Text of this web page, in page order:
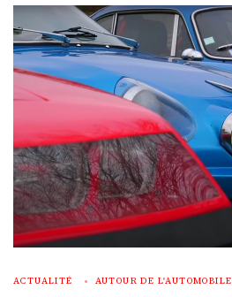
ACTUALITÉ AUTOUR DE L'AUTOMOBILE